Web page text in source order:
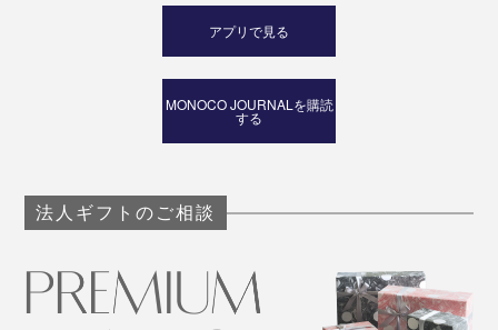
アプリで見る
MONOCO JOURNALを購読
する
法人ギフトのご相談